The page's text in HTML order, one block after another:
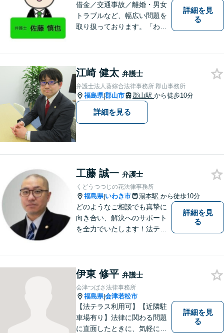
借金／交通事故／離婚・男女
トラブルなど、幅広い問題を
取り扱っております。「わか
ります。【無料駐車場あり】
詳細を見
る
江崎 健太 弁護士
弁護士法人葵綜合法律事務所 郡山事務所
福島県|郡山市 郡山駅 から徒歩10分
詳細を見る
工藤 誠一 弁護士
くどうつつじの花法律事務所
福島県|いわき市 湯本駅 から徒歩10分
どのようなご相談でも真摯に
向き合い、解決へのサポート
を全力でいたします！法テラ
けていただけます。【湯本駅
から車で約７分】
詳細を見
る
伊東 修平 弁護士
会津つばさ法律事務所
福島県|会津若松市
【法テラス利用可】【近隣駐
車場有り】法律に関わる問題
に直面したときに、気軽に相
詳細を見
る